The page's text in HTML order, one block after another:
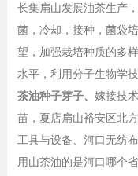
长集扁山发展油茶生产
菌，冷却，接种，菌袋
望，加强栽培种质的多
水平，利用分子生物学
茶油种子芽子、 嫁接技
苗，夏店扁山裕安区北
工具与设备、河口无纺
用山茶油的是河口哪个